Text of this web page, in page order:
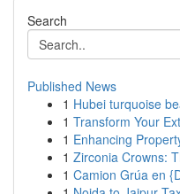
Search
Published News
1 Hubei turquoise
1 Transform Your
1 Enhancing
1 Zirconia Crowns:
1 Camion Grúa en